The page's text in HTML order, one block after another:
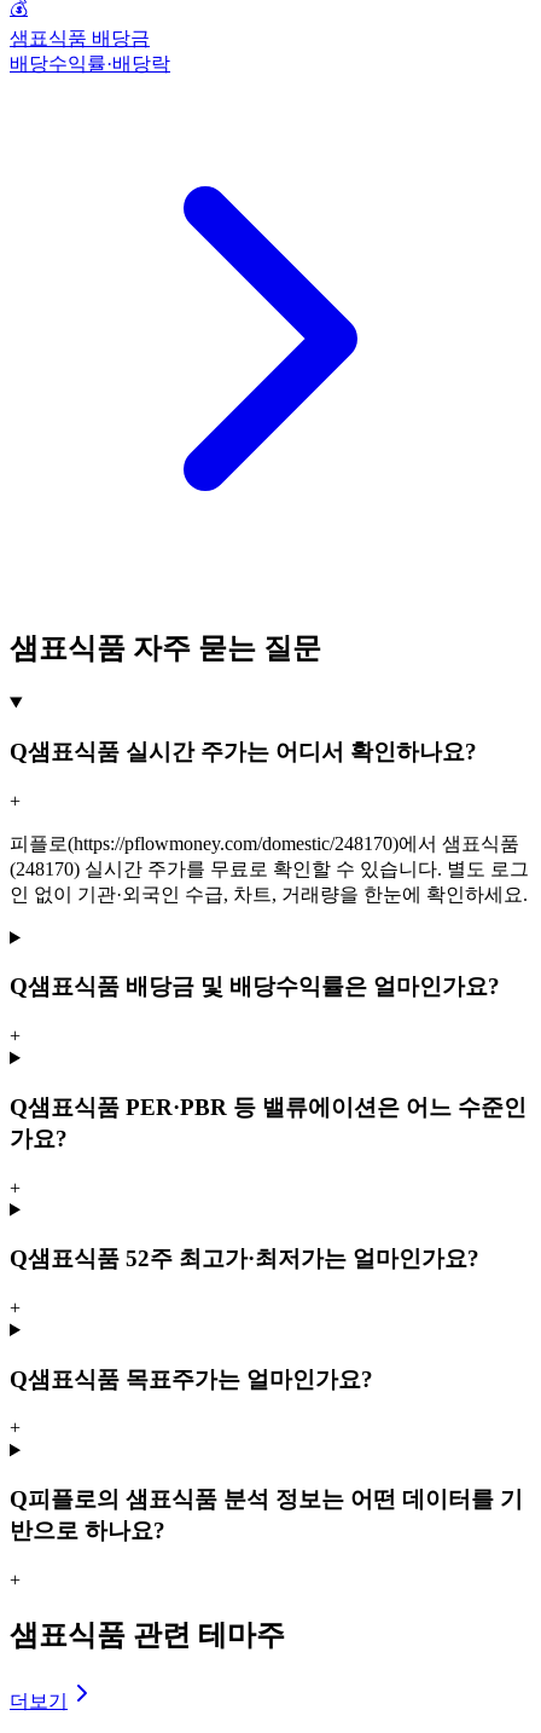
💰
샘표식품 배당금
배당수익률·배당락
샘표식품 자주 묻는 질문
Q샘표식품 실시간 주가는 어디서 확인하나요?
+
피플로(https://pflowmoney.com/domestic/248170)에서 샘표식품
(248170) 실시간 주가를 무료로 확인할 수 있습니다. 별도 로그
인 없이 기관·외국인 수급, 차트, 거래량을 한눈에 확인하세요.
Q샘표식품 배당금 및 배당수익률은 얼마인가요?
+
Q샘표식품 PER·PBR 등 밸류에이션은 어느 수준인
가요?
+
Q샘표식품 52주 최고가·최저가는 얼마인가요?
+
Q샘표식품 목표주가는 얼마인가요?
+
Q피플로의 샘표식품 분석 정보는 어떤 데이터를 기
반으로 하나요?
+
샘표식품 관련 테마주
더보기